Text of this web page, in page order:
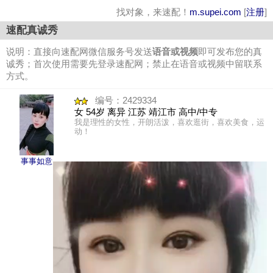
找对象，来速配！ m.supei.com [注册]
速配真诚秀
说明：直接向速配网微信服务号发送语音或视频即可发布您的真
诚秀；首次使用需要先登录速配网；禁止在语音或视频中留联系
方式。
事事如意
编号：2429334
女 54岁 离异 江苏 靖江市 高中/中专
我是理性的女性，开朗活泼，喜欢逛街，喜欢美食，运
动！